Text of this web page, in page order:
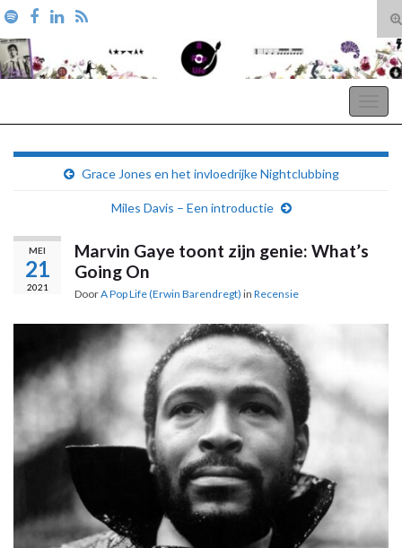
Search for:
Grace Jones en het invloedrijke Nightclubbing
Miles Davis – Een introductie
MEI
21
2021
Marvin Gaye toont zijn genie: What’s
Going On
DoorA Pop Life (Erwin Barendregt) in Recensie